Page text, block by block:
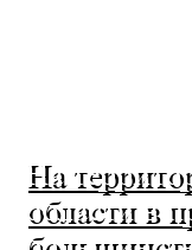
На
области в